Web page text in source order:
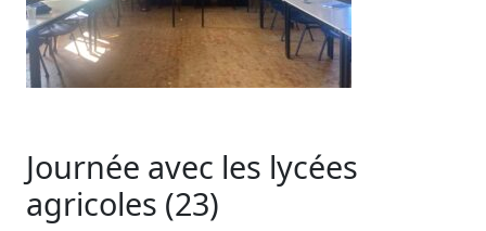
Journée avec les lycées
agricoles (23)